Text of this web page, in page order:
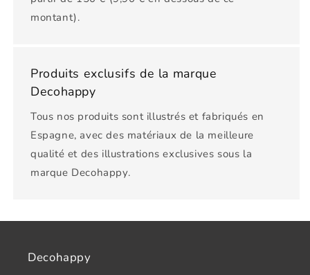
montant).
Produits exclusifs de la marque
Decohappy
Tous nos produits sont illustrés et fabriqués en
Espagne, avec des matériaux de la meilleure
qualité et des illustrations exclusives sous la
marque Decohappy.
Decohappy